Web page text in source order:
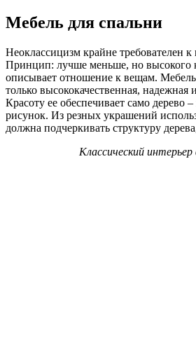
Мебель для спальни
Неоклассицизм крайне требователен к
Принцип: лучше меньше, но высокого
описывает отношение к вещам. Мебель
только высококачественная, надежная
Красоту ее обеспечивает само дерево
рисунок. Из резных украшений
должна подчеркивать структуру
Классический интерьер